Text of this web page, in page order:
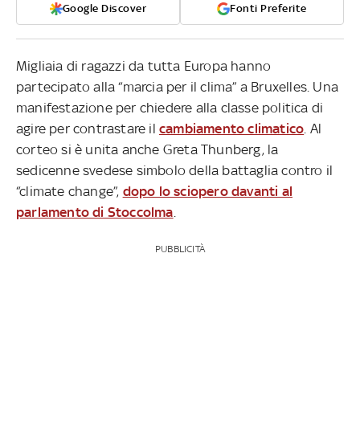
Google Discover Fonti Preferite
Migliaia di ragazzi da tutta Europa hanno
partecipato alla “marcia per il clima” a Bruxelles. Una
manifestazione per chiedere alla classe politica di
agire per contrastare il cambiamento climatico . Al
corteo si è unita anche Greta Thunberg, la
sedicenne svedese simbolo della battaglia contro il
“climate change”, dopo lo sciopero davanti al
parlamento di Stoccolma
PUBBLICITÀ